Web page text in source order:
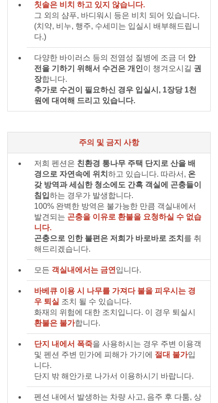
칫솔은 비치 하고 있지 않습니다.
그 외의 샴푸, 바디워시 등은 비치 되어 있습니다.
(치약, 비누, 행주, 수세미는 입실시 배부해드립니
다.)
다양한 바이러스 등의 전염성 질병에 조금 더 안
전을 기하기 위해서 수건은 개인이 챙겨오시길 권
장합니다.
추가로 수건이 필요하신 경우 입실시, 1장당 1천
원에 대여해 드리고 있습니다.
주의 및 금지 사항
저희 펜션은 친환경 통나무 주택 단지로 산을 배
경으로 자연속에 위치 하고 있습니다. 따라서, 온
갖 방역과 세심한 청소에도 간혹 객실에 곤충들이
침입하는 경우가 발생합니다.
100% 완벽한 방역은 불가능한 만큼 객실내에서
발견되는 곤충을 이유로 환불을 요청하실 수 없습
니다.
곤충으로 인한 불편은 저희가 바로바로 조치 를 취
해드리겠습니다.
모든 객실내에서는 금연 입니다.
바베큐 이용 시 나무를 가져다 불을 피우시는 경
우 퇴실 조치 될 수 있습니다.
화재의 위험에 대한 조치입니다. 이 경우 퇴실시
환불은 불가합니다.
단지 내에서 폭죽을 사용하시는 경우 주변 이용객
및 펜션 주변 민가에 피해가 가기에 절대 불가입
니다.
단지 밖 해안가로 나가서 이용하시기 바랍니다.
펜션 내에서 발생하는 차량 사고, 음주 후 다툼, 상